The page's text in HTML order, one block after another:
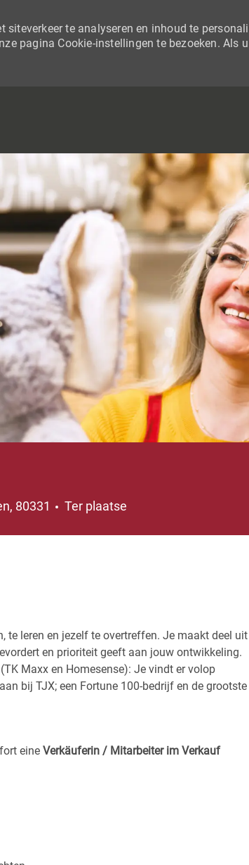
siteverkeer te analyseren en inhoud te
pagina Cookie-instellingen te bezoeken. Als
80331 Ter plaatse
te leren en jezelf te overtreffen. Je maakt deel uit
en prioriteit geeft aan jouw ontwikkeling.
Maxx en Homesense): Je vindt er volop
bij TJX; een Fortune 100-bedrijf en de grootste
eine Verkäuferin / Mitarbeiter im Verkauf